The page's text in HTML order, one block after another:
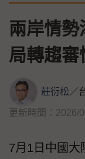
兩岸情
局轉趨審
莊衍松／
更新時間：2026/
7月1日中國大